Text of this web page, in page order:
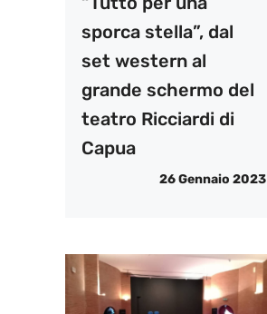
sporca stella”, dal
set western al
grande schermo del
teatro Ricciardi di
Capua
26 Gennaio 2023